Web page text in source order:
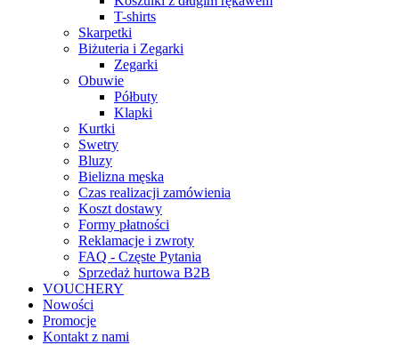
T-shirts
Skarpetki
Biżuteria i Zegarki
Zegarki
Obuwie
Półbuty
Klapki
Kurtki
Swetry
Bluzy
Bielizna męska
Czas realizacji zamówienia
Koszt dostawy
Formy płatności
Reklamacje i zwroty
FAQ - Częste Pytania
Sprzedaż hurtowa B2B
VOUCHERY
Nowości
Promocje
Kontakt z nami